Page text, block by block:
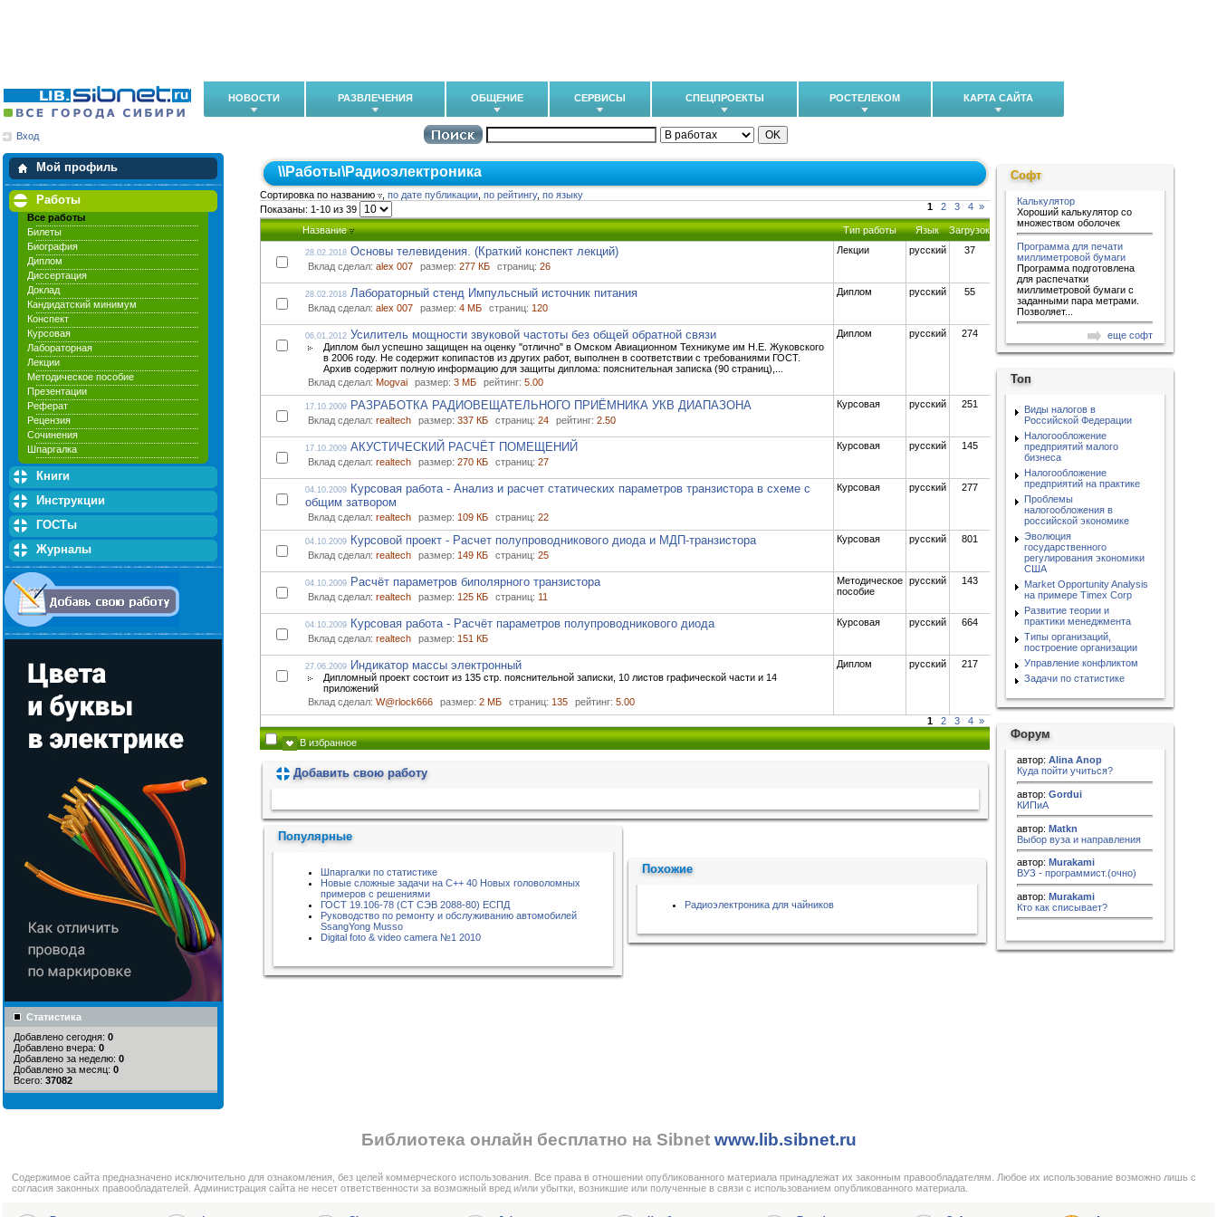
НОВОСТИ РАЗВЛЕЧЕНИЯ ОБЩЕНИЕ СЕРВИСЫ СПЕЦПРОЕКТЫ РОСТЕЛЕКОМ КАРТА САЙТА
Вход
Мой профиль
Мои закладки
Работы
Все работы
Билеты
Биография
Диплом
Диссертация
Доклад
Кандидатский минимум
Конспект
Курсовая
Лабораторная
Лекции
Методическое пособие
Презентации
Реферат
Рецензия
Сочинения
Шпаргалка
Книги
Инструкции
ГОСТы
Журналы
Статистика
Добавлено сегодня: 0
Добавлено вчера: 0
Добавлено за неделю: 0
Добавлено за месяц: 0
Всего: 37082
\\Работы\Радиоэлектроника
Сортировка по названию по дате публикации по рейтингу, по языку
Показаны: 1-10 из 39
1 2 3 4 »
Название Тип работы Язык Загрузок
28.02.2018 Основы телевидения. (Краткий конспект лекций)
Вклад сделал: alex 007 размер: 277 КБ страниц: 26
Лекции русский 37
28.02.2018 Лабораторный стенд Импульсный источник питания
Вклад сделал: alex 007 размер: 4 МБ страниц: 120
Диплом русский 55
06.01.2012 Усилитель мощности звуковой частоты без общей обратной связи
Диплом был успешно защищен на оценку "отлично" в Омском Авиационном Техникуме им Н.Е. Жуковского
в 2006 году. Не содержит копипастов из других работ, выполнен в соответствии с требованиями ГОСТ.
Архив содержит полную информацию для защиты диплома: пояснительная записка (90 страниц),...
Вклад сделал: Mogvai размер: 3 МБ рейтинг: 5.00
Диплом русский 274
17.10.2009 РАЗРАБОТКА РАДИОВЕЩАТЕЛЬНОГО ПРИЁМНИКА УКВ ДИАПАЗОНА
Вклад сделал: realtech размер: 337 КБ страниц: 24 рейтинг: 2.50
Курсовая русский 251
17.10.2009 АКУСТИЧЕСКИЙ РАСЧЁТ ПОМЕЩЕНИЙ
Вклад сделал: realtech размер: 270 КБ страниц: 27
Курсовая русский 145
04.10.2009 Курсовая работа - Анализ и расчет статических параметров транзистора в схеме с
общим затвором
Вклад сделал: realtech размер: 109 КБ страниц: 22
Курсовая русский 277
04.10.2009 Курсовой проект - Расчет полупроводникового диода и МДП-транзистора
Вклад сделал: realtech размер: 149 КБ страниц: 25
Курсовая русский 801
04.10.2009 Расчёт параметров биполярного транзистора
Вклад сделал: realtech размер: 125 КБ страниц: 11
Методическое
пособие
русский 143
04.10.2009 Курсовая работа - Расчёт параметров полупроводникового диода
Вклад сделал: realtech размер: 151 КБ
Курсовая русский 664
27.06.2009 Индикатор массы электронный
Дипломный проект состоит из 135 стр. пояснительной записки, 10 листов графической части и 14
приложений
Вклад сделал: W@rlock666 размер: 2 МБ страниц: 135 рейтинг: 5.00
Диплом русский 217
1 2 3 4 »
В избранное
Добавить свою работу
Популярные
Шпаргалки по статистике
Новые сложные задачи на С++ 40 Новых головоломных
примеров с решениями
ГОСТ 19.106-78 (СТ СЭВ 2088-80) ЕСПД
Руководство по ремонту и обслуживанию автомобилей
SsangYong Musso
Digital foto & video camera №1 2010
Похожие
Радиоэлектроника для чайников
Софт
Калькулятор
Хороший калькулятор со
множеством оболочек
Программа для печати
миллиметровой бумаги
Программа подготовлена
для распечатки
миллиметровой бумаги с
заданными пара метрами.
Позволяет...
еще софт
Топ
Виды налогов в
Российской Федерации
Налогообложение
предприятий малого
бизнеса
Налогообложение
предприятий на практике
Проблемы
налогообложения в
российской экономике
Эволюция
государственного
регулирования экономики
США
Market Opportunity Analysis
на примере Timex Corp
Развитие теории и
практики менеджмента
Типы организаций,
построение организации
Управление конфликтом
Задачи по статистике
Форум
автор: Alina Anop
Куда пойти учиться?
автор: Gordui
КИПиА
автор: Matkn
Выбор вуза и направления
автор: Murakami
ВУЗ - программист.(очно)
автор: Murakami
Кто как списывает?
Библиотека онлайн бесплатно на Sibnet www.lib.sibnet.ru
Cодержимое сайта предназначено исключительно для ознакомления, без целей коммерческого использования. Все права в отношении опубликованного материала принадлежат их законным правообладателям. Любое их использование возможно лишь с
согласия законных правообладателей. Администрация сайта не несет ответственности за возможный вред и/или убытки, возникшие или полученные в связи с использованием опубликованного материала.